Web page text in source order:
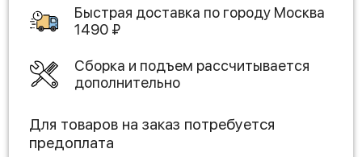
Быстрая доставка по городу Москва
1490 ₽
Сборка и подъем рассчитывается
дополнительно
Для товаров на заказ потребуется
предоплата